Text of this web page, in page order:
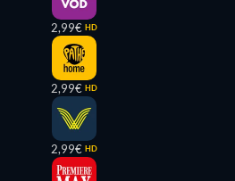
2,99€ HD
2,99€ HD
2,99€ HD